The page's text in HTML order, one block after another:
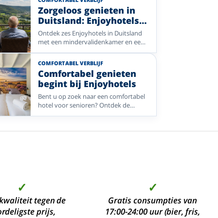
Zorgeloos genieten in
Duitsland: Enjoyhotels
met
mindervalidekamers
Ontdek zes Enjoyhotels in Duitsland
met een mindervalidenkamer en een
lift. Kies voor de wijngaarden van de
Moezel, de frisse zeelucht aan de
Duitse Waddenkust, de heuvels van
het Sauerland, de gastvrijheid van het
Münsterland of de natuur van de Eifel
en geniet zorgeloos van een
ontspannen vakantie.
COMFORTABEL VERBLIJF
Comfortabel genieten
begint bij Enjoyhotels
Bent u op zoek naar een comfortabel
hotel voor senioren? Ontdek de
veelzijdige selectie Enjoyhotels met
eenpersoonskamers. Kies voor een
✓
tegen de
prijs,
✓
Gratis consumpties van
17:00-24:00 uur (bier, fris,